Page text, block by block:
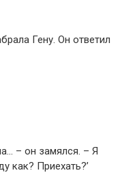
Гену. Он ответил
– он замялся. – Я
как? Приехать?’